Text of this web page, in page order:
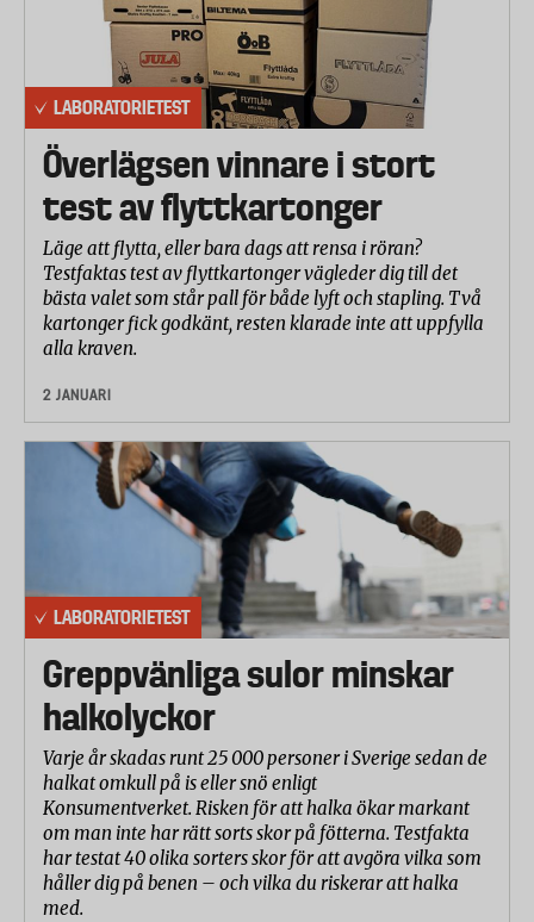
LABORATORIETEST
Överlägsen vinnare i stort
test av flyttkartonger
Läge att flytta, eller bara dags att rensa i röran?
Testfaktas test av flyttkartonger vägleder dig till det
bästa valet som står pall för både lyft och stapling. Två
kartonger fick godkänt, resten klarade inte att uppfylla
alla kraven.
2 JANUARI
LABORATORIETEST
Greppvänliga sulor minskar
halkolyckor
Varje år skadas runt 25 000 personer i Sverige sedan de
halkat omkull på is eller snö enligt
Konsumentverket. Risken för att halka ökar markant
om man inte har rätt sorts skor på fötterna. Testfakta
har testat 40 olika sorters skor för att avgöra vilka som
håller dig på benen – och vilka du riskerar att halka
med.